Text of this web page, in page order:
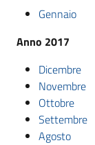
Gennaio
Anno 2017
Dicembre
Novembre
Ottobre
Settembre
Agosto